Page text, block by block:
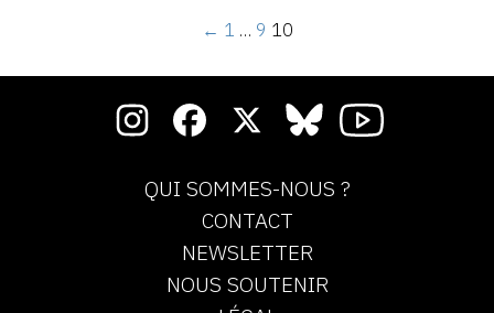
← 1 … 9 10
QUI SOMMES-NOUS ?
CONTACT
NEWSLETTER
NOUS SOUTENIR